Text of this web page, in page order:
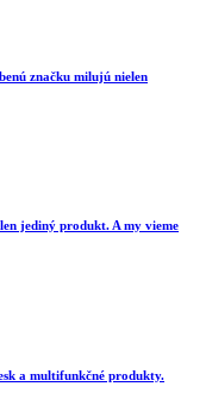
značku milujú nielen
jediný produkt. A my vieme
a multifunkčné produkty.